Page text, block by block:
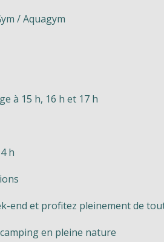
/ Aquagym
à 15 h, 16 h et 17 h
h
end et profitez pleinement de
en pleine nature